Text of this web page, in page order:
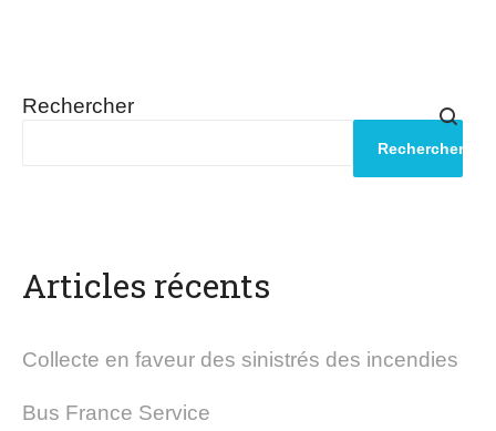
Rechercher
Rechercher
Articles récents
Collecte en faveur des sinistrés des incendies
Bus France Service